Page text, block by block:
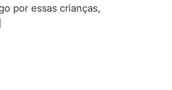
por essas crianças,